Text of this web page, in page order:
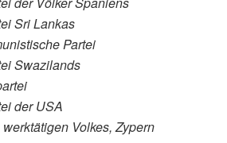
Sri Lankas
Partei
Swazilands
der USA
Volkes, Zypern